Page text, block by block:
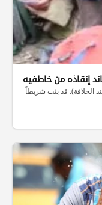
إنقاذه من خاطفيه
الخلافة). قد بثت شريطاً